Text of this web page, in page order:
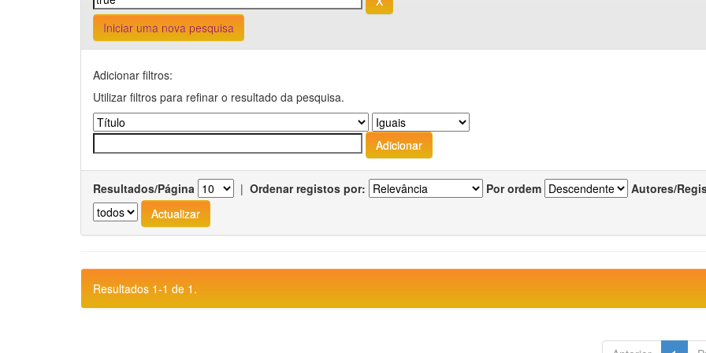
Iniciar uma nova pesquisa
Adicionar filtros:
Utilizar filtros para refinar o resultado da pesquisa.
Resultados/Página | Ordenar registos por: Por ordem Autores/
Resultados 1-1 de 1.